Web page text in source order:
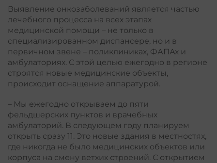
Выявление онкозаболеваний является частью
лечебного процесса на всех этапах
медицинской помощи – не только в
специализированном диспансере, но и в
первичном звене – поликлиниках, ФАПАх и
амбулаториях. С этой целью ежегодно в регионе
строятся новые медицинские объекты,
происходит оснащение аппаратурой.
– Мы ежегодно открываем до пяти
фельдшерских пунктов и врачебных
амбулаторий. В следующем году планируем
открыть сразу 11. Это новые здания в местностях,
где никогда не было медицинских объектов или
корпуса на смену ветхих строений. С открытием